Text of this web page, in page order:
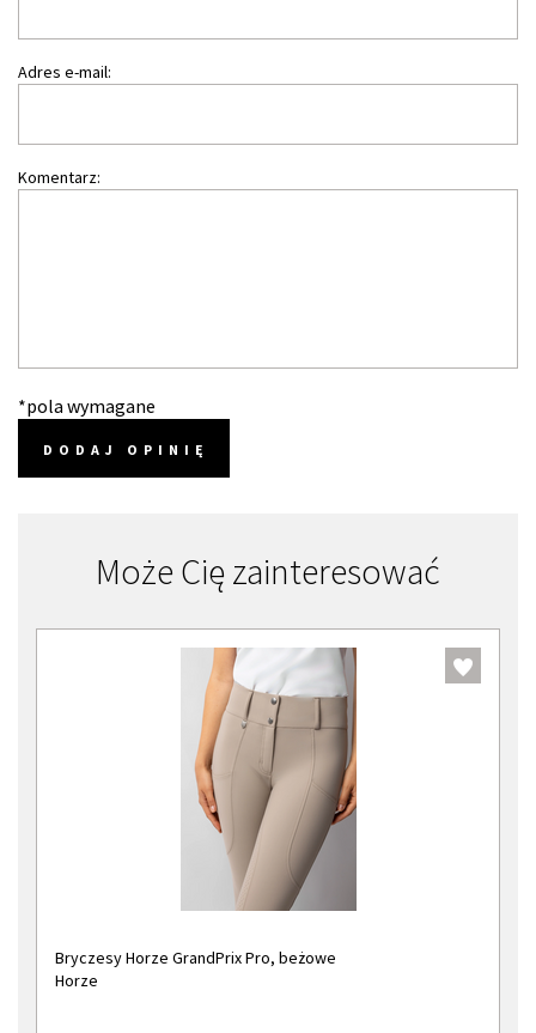
Adres e-mail:
Komentarz:
*pola wymagane
DODAJ OPINIĘ
Może Cię zainteresować
Bryczesy Horze GrandPrix Pro, beżowe
Horze